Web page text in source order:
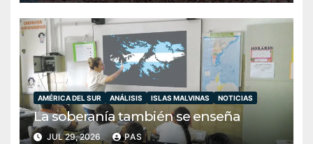
AMÉRICA DEL SUR ANÁLISIS ISLAS MALVINAS NOTICIAS
La soberanía también se enseña
JUL 29, 2026 PAS